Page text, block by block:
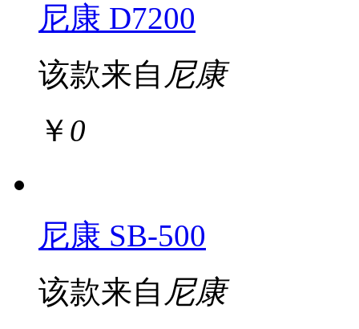
尼康 D7200
该款来自 尼康
￥ 0
尼康 SB-500
该款来自 尼康